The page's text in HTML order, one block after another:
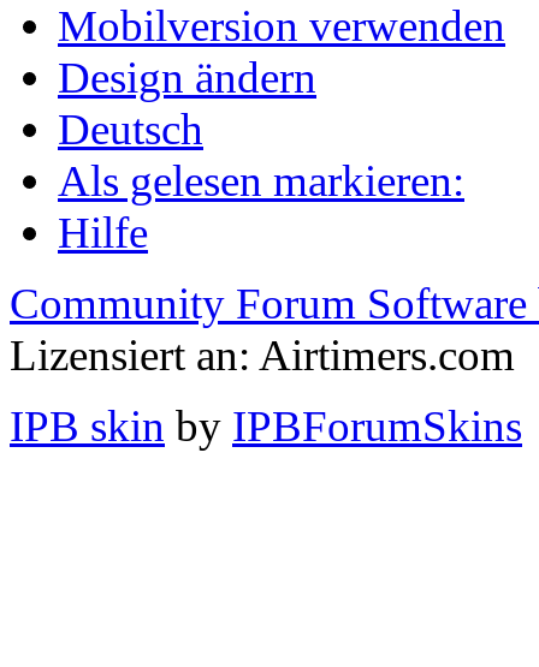
Mobilversion verwenden
Design ändern
Deutsch
Als gelesen markieren:
Hilfe
Community Forum Software
Lizensiert an: Airtimers.com
IPB skin by IPBForumSkins